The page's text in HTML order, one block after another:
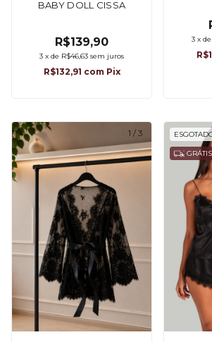
BABY DOLL CISSA
R$139,90
3 x de R$46,63 sem juros
R$132,91 com Pix
3 x de
1 / 3
GRÁTIS